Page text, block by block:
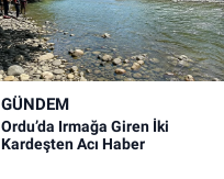
GÜNDEM
Ordu’da Irmağa Giren İki
Kardeşten Acı Haber